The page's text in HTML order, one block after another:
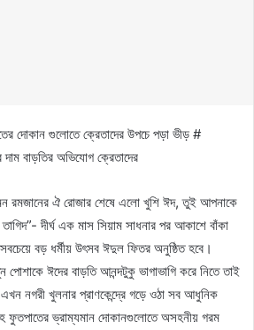
দোকান গুলোতে ক্রেতাদের উপচে পড়া ভীড় #
বাড়তির অভিযোগ ক্রেতাদের
ঐ রোজার শেষে এলো খুশি ঈদ, তুই আপনাকে
দীর্ঘ এক মাস সিয়াম সাধনার পর আকাশে বাঁকা
সবচেয়ে বড় ধর্মীয় উৎসব ঈদুল ফিতর অনুষ্ঠিত হবে।
পোশাকে ঈদের বাড়তি আনন্দটুকু ভাগাভাগি করে নিতে তাই
নগরী খুলনার প্রাণকেন্দ্রে গড়ে ওঠা সব আধুনিক
ফুতপাতের ভ্রাম্যমান দোকানগুলোতে অসহনীয় গরম